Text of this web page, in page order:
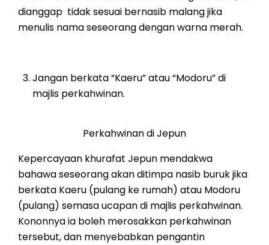
dianggap tidak sesuai bernasib malang jika
menulis nama seseorang dengan warna merah.
Jangan berkata “Kaeru” atau “Modoru” di
majlis perkahwinan.
Perkahwinan di Jepun
Kepercayaan khurafat Jepun mendakwa
bahawa seseorang akan ditimpa nasib buruk jika
berkata Kaeru (pulang ke rumah) atau Modoru
(pulang) semasa ucapan di majlis perkahwinan.
Kononnya ia boleh merosakkan perkahwinan
tersebut, dan menyebabkan pengantin